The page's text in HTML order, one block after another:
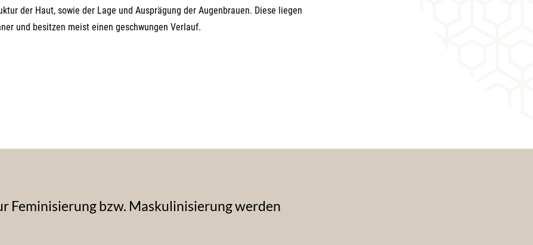
der Haut, sowie der Lage und Ausprägung der Augenbrauen. Diese liegen
und besitzen meist einen geschwungen Verlauf.
Feminisierung bzw. Maskulinisierung werden